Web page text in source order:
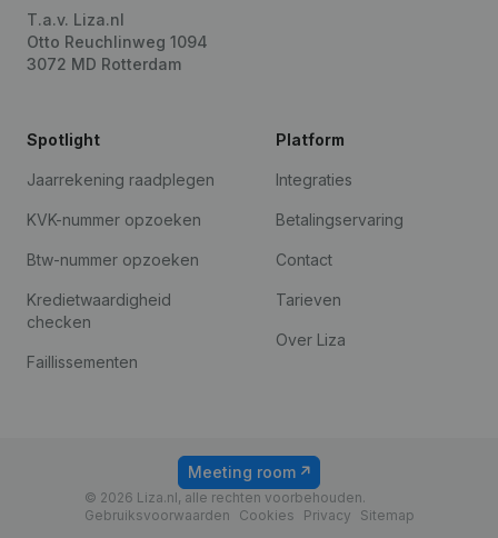
T.a.v. Liza.nl
Otto Reuchlinweg 1094
3072 MD Rotterdam
Spotlight
Jaarrekening raadplegen
KVK-nummer opzoeken
Btw-nummer opzoeken
Kredietwaardigheid
checken
Faillissementen
Platform
Integraties
Betalingservaring
Contact
Tarieven
Over Liza
© 2026 Liza.nl, alle rechten voorbehouden.
Gebruiksvoorwaarden
Cookies Privacy Sitemap
Meeting room